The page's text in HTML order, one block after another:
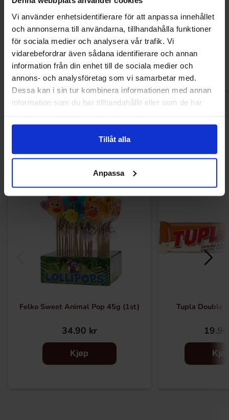
Vi använder enhetsidentifierare för att anpassa innehållet
och annonserna till användarna, tillhandahålla funktioner
för sociala medier och analysera vår trafik. Vi
vidarebefordrar även sådana identifierare och annan
information från din enhet till de sociala medier och
annons- och analysföretag som vi samarbetar med.
Dessa kan i sin tur kombinera informationen med annan
information som du har tillhandahållit eller som de har
Tillåt alla
Anpassa
Anthon Berg Chocolate Treats Mix 112g
65.90 kr
Kjøp
Andre kjøpte også
Felko Sweet Animal Pop 45g (1st)
34.90 kr
Kjøp
Tupla Double